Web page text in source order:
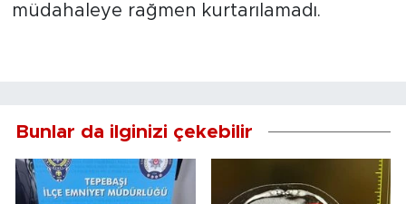
müdahaleye rağmen kurtarılamadı.
Bunlar da ilginizi çekebilir